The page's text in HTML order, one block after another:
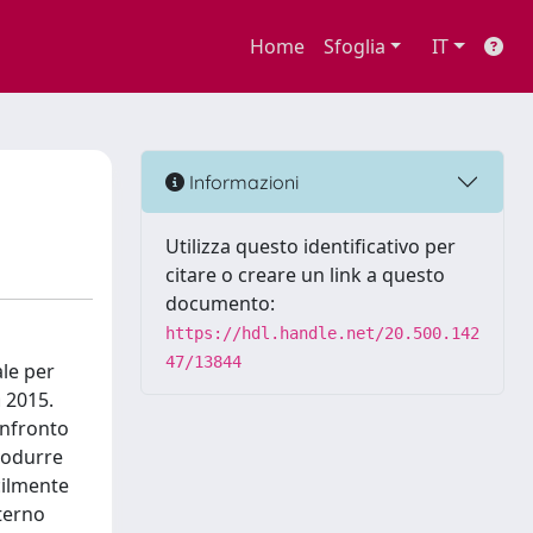
Home Sfoglia IT
per
Informazioni
Utilizza questo identificativo per
citare o creare un link a questo
documento:
https://hdl.handle.net/20.500.142
47/13844